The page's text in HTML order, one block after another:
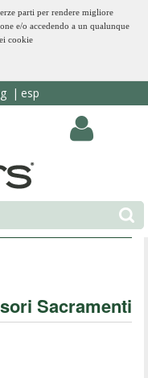
parti per rendere migliore
e/o accedendo a un qualunque
cookie
esp
Sacramenti